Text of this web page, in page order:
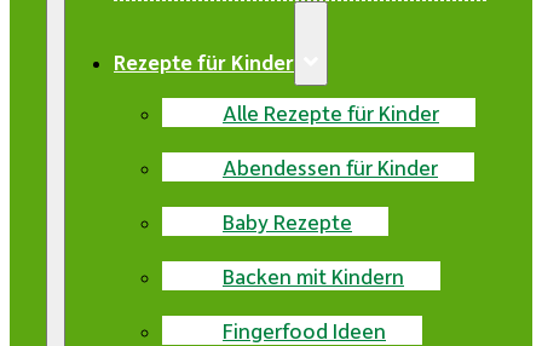
Rezepte für Kinder
Alle Rezepte für Kinder
Abendessen für Kinder
Baby Rezepte
Backen mit Kindern
Fingerfood Ideen